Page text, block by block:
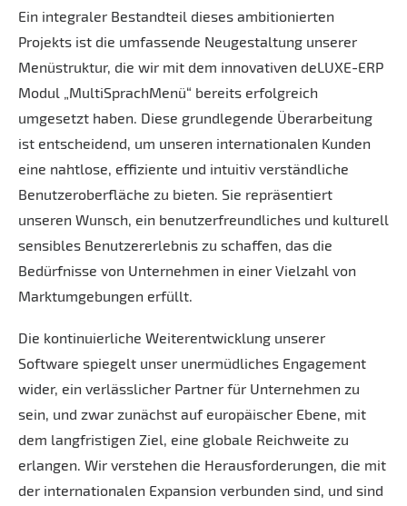
Ein integraler Bestandteil dieses ambitionierten
Projekts ist die umfassende Neugestaltung unserer
Menüstruktur, die wir mit dem innovativen deLUXE-ERP
Modul „MultiSprachMenü“ bereits erfolgreich
umgesetzt haben. Diese grundlegende Überarbeitung
ist entscheidend, um unseren internationalen Kunden
eine nahtlose, effiziente und intuitiv verständliche
Benutzeroberfläche zu bieten. Sie repräsentiert
unseren Wunsch, ein benutzerfreundliches und kulturell
sensibles Benutzererlebnis zu schaffen, das die
Bedürfnisse von Unternehmen in einer Vielzahl von
Marktumgebungen erfüllt.
Die kontinuierliche Weiterentwicklung unserer
Software spiegelt unser unermüdliches Engagement
wider, ein verlässlicher Partner für Unternehmen zu
sein, und zwar zunächst auf europäischer Ebene, mit
dem langfristigen Ziel, eine globale Reichweite zu
erlangen. Wir verstehen die Herausforderungen, die mit
der internationalen Expansion verbunden sind, und sind